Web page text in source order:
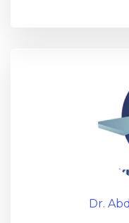
Dr.